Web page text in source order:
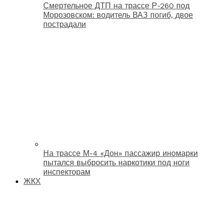
Смертельное ДТП на трассе Р-260 под
Морозовском: водитель ВАЗ погиб, двое
пострадали
На трассе М-4 «Дон» пассажир иномарки
пытался выбросить наркотики под ноги
инспекторам
ЖКХ